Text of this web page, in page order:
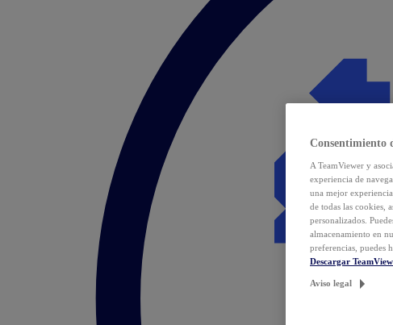
Consentimiento
A TeamViewer y
experiencia de
una mejor
de todas las cookies,
personalizados.
almacenamiento en
preferencias, puedes
Descargar
Aviso legal